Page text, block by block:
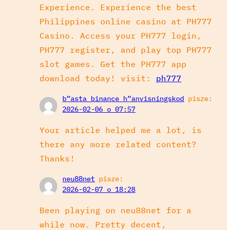
Experience. Experience the best
Philippines online casino at PH777
Casino. Access your PH777 login,
PH777 register, and play top PH777
slot games. Get the PH777 app
download today! visit: ph777
b”asta binance h”anvisningskod pisze:
2026-02-06 o 07:57
Your article helped me a lot, is
there any more related content?
Thanks!
neu88net pisze:
2026-02-07 o 18:28
Been playing on neu88net for a
while now. Pretty decent,